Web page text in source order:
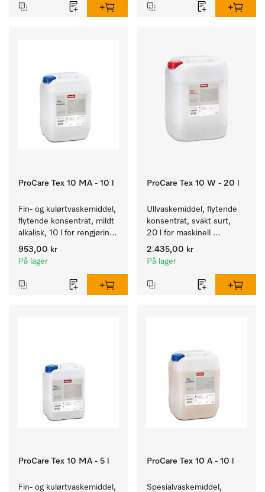
ProCare Tex 10 MA - 10 l
Fin- og kulørtvaskemiddel,
flytende konsentrat, mildt
alkalisk, 10 l for rengjøring
av kulørte og ømfintlige
tekstiler.
953,00 kr
På lager
ProCare Tex 10 W - 20 l
Ullvaskemiddel, flytende
konsentrat, svakt surt,
20 l for maskinell
rengjøring av ull.
2.435,00 kr
På lager
ProCare Tex 10 MA - 5 l
Fin- og kulørtvaskemiddel,
ProCare Tex 10 A - 10 l
Spesialvaskemiddel,